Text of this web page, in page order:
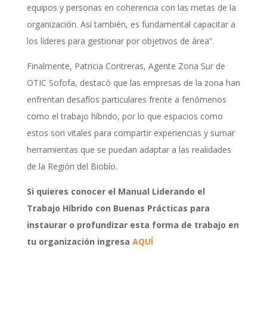
equipos y personas en coherencia con las metas de la
organización. Así también, es fundamental capacitar a
los líderes para gestionar por objetivos de área”.
Finalmente, Patricia Contreras, Agente Zona Sur de
OTIC Sofofa, destacó que las empresas de la zona han
enfrentan desafíos particulares frente a fenómenos
como el trabajo híbrido, por lo que espacios como
estos son vitales para compartir experiencias y sumar
herramientas que se puedan adaptar a las realidades
de la Región del Biobío.
Si quieres conocer el Manual Liderando el
Trabajo Híbrido con Buenas Prácticas para
instaurar o profundizar esta forma de trabajo en
tu organización ingresa AQUÍ